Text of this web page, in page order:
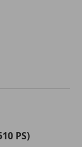
1-10
PS)